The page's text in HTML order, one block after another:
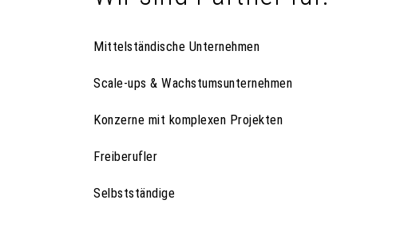
Mittelständische Unternehmen
Scale-ups & Wachstumsunternehmen
Konzerne mit komplexen Projekten
Freiberufler
Selbstständige